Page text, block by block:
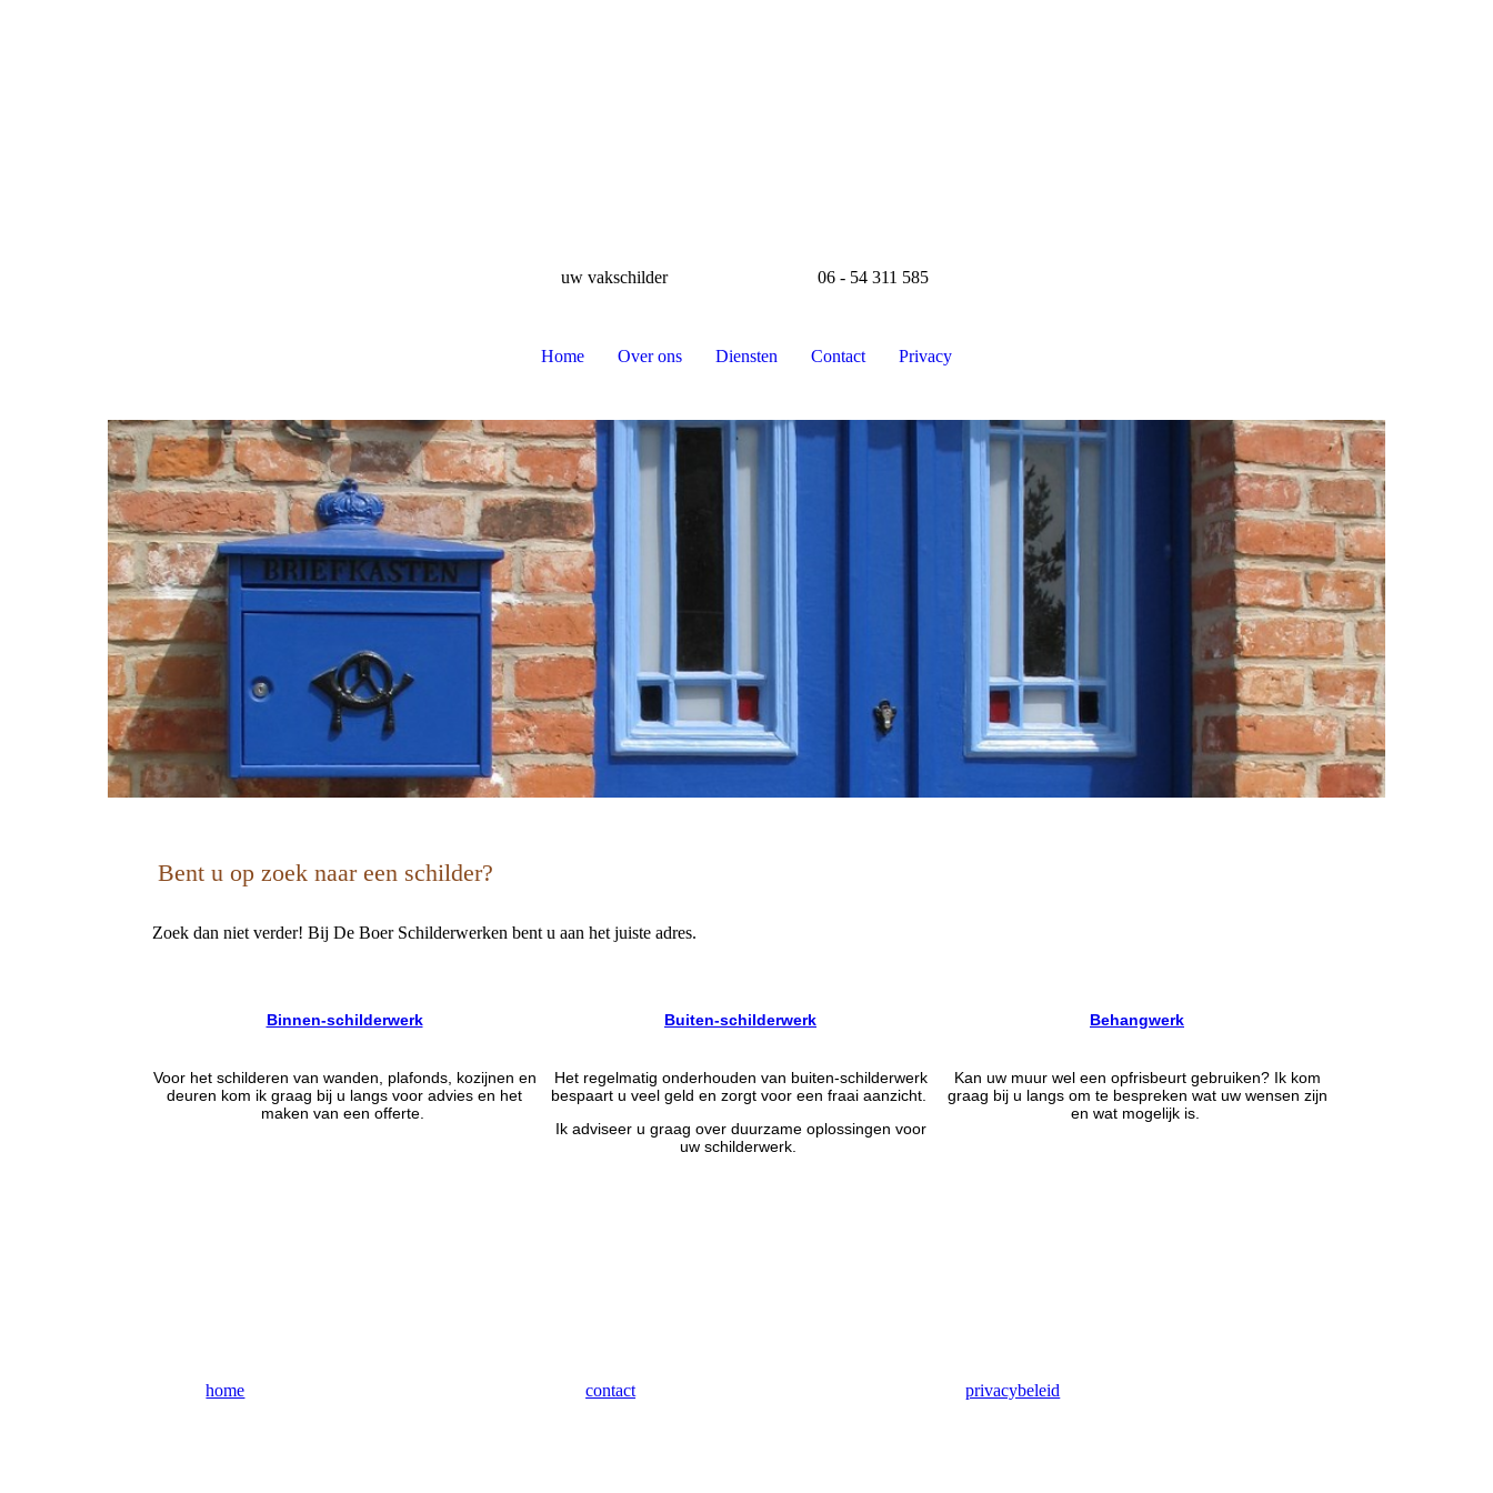
uw vakschilder 06 - 54 311 585
Home Over ons Diensten Contact Privacy
Bent u op zoek naar een schilder?
Zoek dan niet verder! Bij De Boer Schilderwerken bent u aan het juiste adres.
Binnen-schilderwerk Buiten-schilderwerk Behangwerk
Voor het schilderen van wanden, plafonds, kozijnen en
deuren kom ik graag bij u langs voor advies en het
maken van een offerte.
Het regelmatig onderhouden van buiten-schilderwerk
bespaart u veel geld en zorgt voor een fraai aanzicht.
Ik adviseer u graag over duurzame oplossingen voor
uw schilderwerk.
Kan uw muur wel een opfrisbeurt gebruiken? Ik kom
graag bij u langs om te bespreken wat uw wensen zijn
en wat mogelijk is.
home contact privacybeleid